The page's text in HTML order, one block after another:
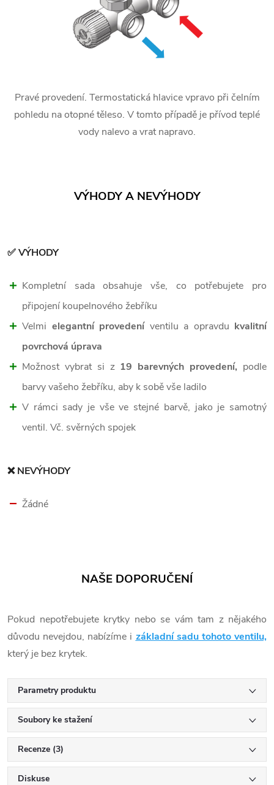
Pravé provedení. Termostatická hlavice vpravo při čelním
pohledu na otopné těleso. V tomto případě je přívod teplé
vody nalevo a vrat napravo.
VÝHODY A NEVÝHODY
✅ VÝHODY
Kompletní sada obsahuje vše, co potřebujete pro
připojení koupelnového žebříku
Velmi elegantní provedeníventilu a opravdu kvalitní
povrchová úprava
Možnost vybrat si z 19 barevných provedení, podle
barvy vašeho žebříku, aby k sobě vše ladilo
V rámci sady je vše ve stejné barvě, jako je samotný
ventil. Vč. svěrných spojek
❌ NEVÝHODY
Žádné
NAŠE DOPORUČENÍ
Pokud nepotřebujete krytky nebo se vám tam z nějakého
důvodu nevejdou, nabízíme i základní sadu tohoto ventilu,
který je bez krytek.
Parametry produktu
Soubory ke stažení
Recenze (3)
Diskuse